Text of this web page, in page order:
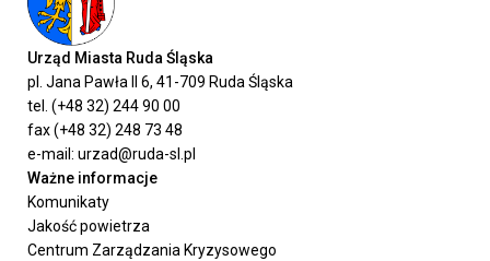
Urząd Miasta Ruda Śląska
pl. Jana Pawła II 6, 41-709 Ruda Śląska
tel. (+48 32) 244 90 00
fax (+48 32) 248 73 48
e-mail: urzad@ruda-sl.pl
Ważne informacje
Komunikaty
Jakość powietrza
Centrum Zarządzania Kryzysowego